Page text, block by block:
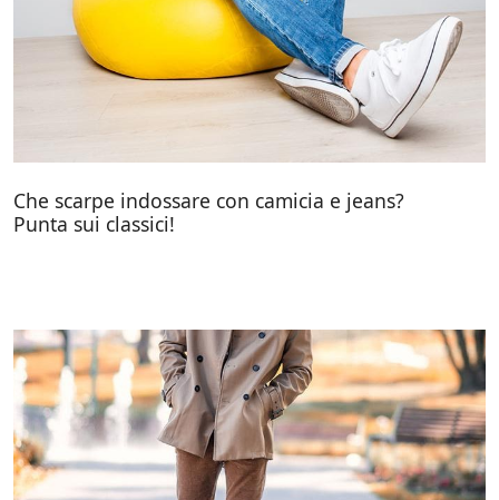
Che scarpe indossare con camicia e jeans?
Punta sui classici!